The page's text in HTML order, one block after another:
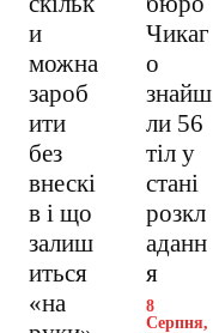
и
можна
зароб
ити
без
внескі
в і що
залиш
иться
«на
Чикаг
о
знайш
ли 56
тіл у
стані
розкл
аданн
я
8
Серпня,